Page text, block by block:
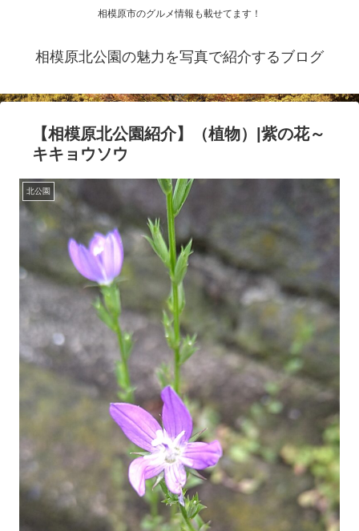
相模原市のグルメ情報も載せてます！
相模原北公園の魅力を写真で紹介するブログ
【相模原北公園紹介】（植物）|紫の花～
キキョウソウ
北公園